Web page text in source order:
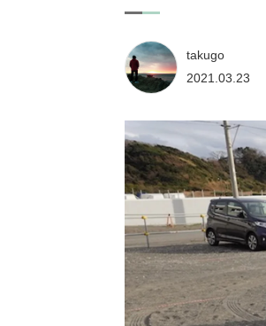
takugo
2021.03.23